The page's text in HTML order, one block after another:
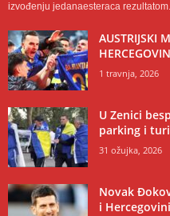
izvođenju jedanaesteraca
AUSTRIJSKI
1 travnja, 2026
U Zenici
parking i
31 ožujka, 2026
Novak
i